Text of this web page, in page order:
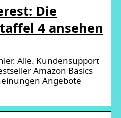
Die
4 ansehen
Alle. Kundensupport
Amazon Basics
Angebote